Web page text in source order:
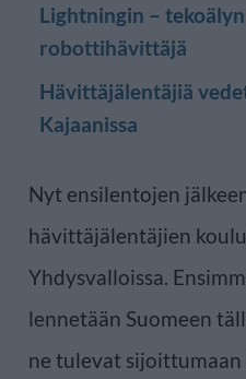
Lightningin –
robottihävittäjä
Hävittäjälentäjiä
Kajaanissa
Nyt ensilentojen
hävittäjälentäjien
Yhdysvalloissa.
lennetään Suomeen
ne tulevat